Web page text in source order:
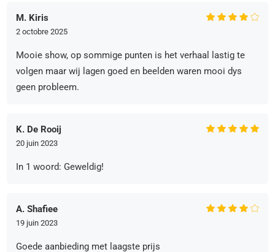
M. Kiris
2 octobre 2025
Mooie show, op sommige punten is het verhaal lastig te
volgen maar wij lagen goed en beelden waren mooi dys
geen probleem.
K. De Rooij
20 juin 2023
In 1 woord: Geweldig!
A. Shafiee
19 juin 2023
Goede aanbieding met laagste prijs